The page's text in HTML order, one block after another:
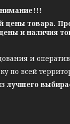
цены товара.
и наличия
и
по всей
лучшего